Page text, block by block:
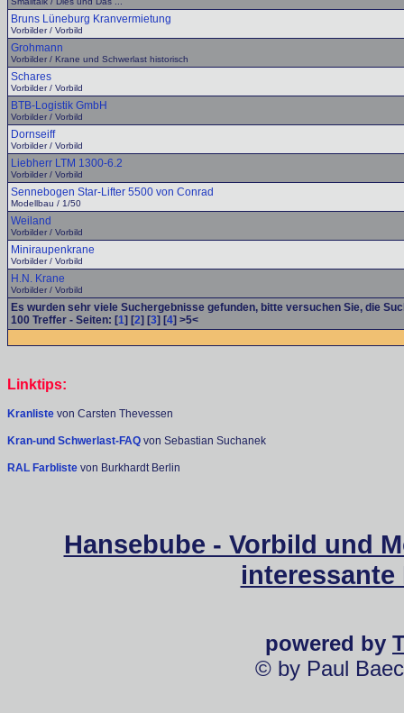
Bruns Lüneburg Kranvermietung
Vorbilder / Vorbild
Grohmann
Vorbilder / Krane und Schwerlast historisch
Schares
Vorbilder / Vorbild
BTB-Logistik GmbH
Vorbilder / Vorbild
Dornseiff
Vorbilder / Vorbild
Liebherr LTM 1300-6.2
Vorbilder / Vorbild
Sennebogen Star-Lifter 5500 von Conrad
Modellbau / 1/50
Weiland
Vorbilder / Vorbild
Miniraupenkrane
Vorbilder / Vorbild
H.N. Krane
Vorbilder / Vorbild
Es wurden sehr viele Suchergebnisse gefunden, bitte versuchen Sie, die
100 Treffer - Seiten: [1] [2] [3] [4] >5<
Linktips:
Kranliste von Carsten Thevessen
Kran-und Schwerlast-FAQ von Sebastian Suchanek
RAL Farbliste von Burkhardt Berlin
Hansebube - Vorbild und
powered by
© by Paul